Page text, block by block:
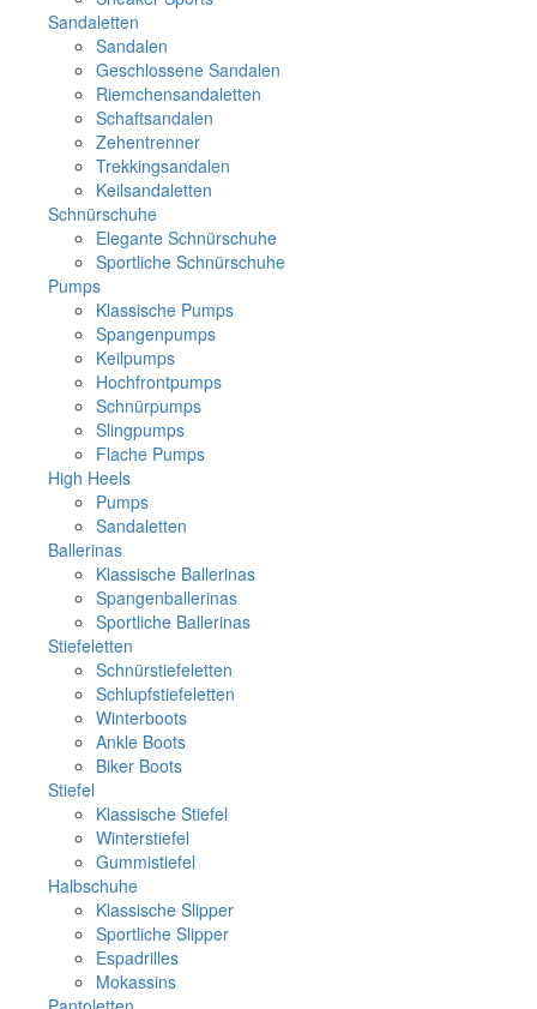
Sandaletten
Sandalen
Geschlossene Sandalen
Riemchensandaletten
Schaftsandalen
Zehentrenner
Trekkingsandalen
Keilsandaletten
Schnürschuhe
Elegante Schnürschuhe
Sportliche Schnürschuhe
Pumps
Klassische Pumps
Spangenpumps
Keilpumps
Hochfrontpumps
Schnürpumps
Slingpumps
Flache Pumps
High Heels
Pumps
Sandaletten
Ballerinas
Klassische Ballerinas
Spangenballerinas
Sportliche Ballerinas
Stiefeletten
Schnürstiefeletten
Schlupfstiefeletten
Winterboots
Ankle Boots
Biker Boots
Stiefel
Klassische Stiefel
Winterstiefel
Gummistiefel
Halbschuhe
Klassische Slipper
Sportliche Slipper
Espadrilles
Mokassins